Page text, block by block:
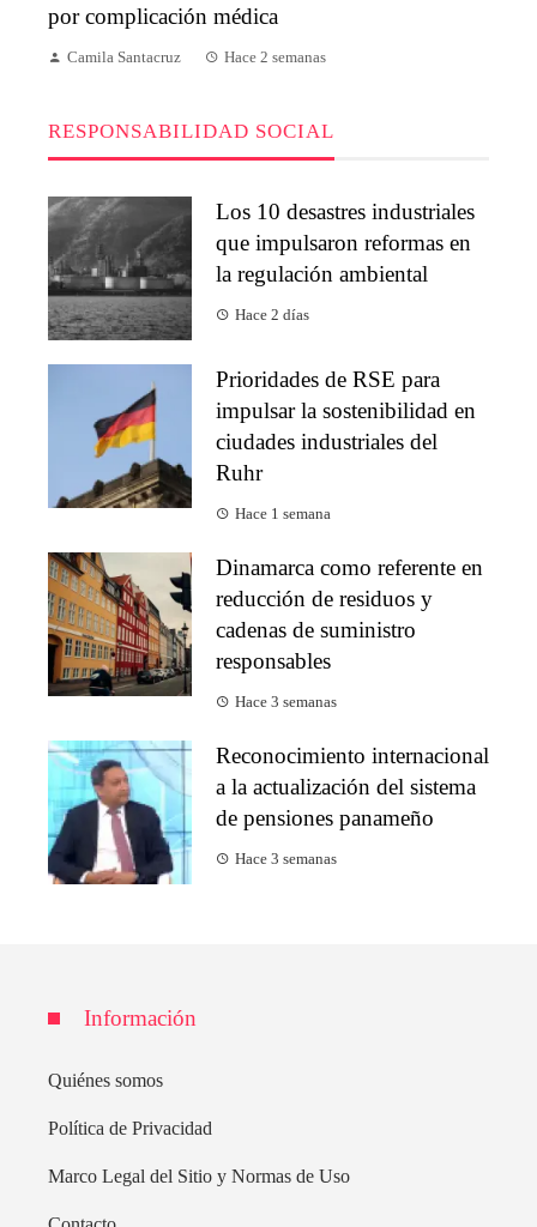
por complicación médica
Camila Santacruz Hace 2 semanas
RESPONSABILIDAD SOCIAL
Los 10 desastres industriales
que impulsaron reformas en
la regulación ambiental
Hace 2 días
Prioridades de RSE para
impulsar la sostenibilidad en
ciudades industriales del
Ruhr
Hace 1 semana
Dinamarca como referente en
reducción de residuos y
cadenas de suministro
responsables
Hace 3 semanas
Reconocimiento internacional
a la actualización del sistema
de pensiones panameño
Hace 3 semanas
Información
Quiénes somos
Política de Privacidad
Marco Legal del Sitio y Normas de Uso